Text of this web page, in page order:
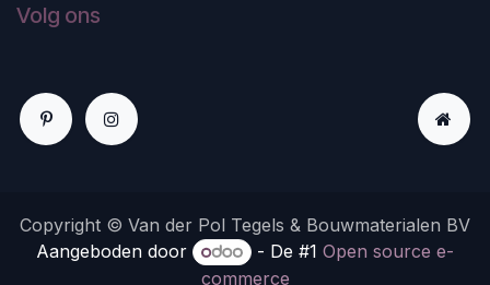
Volg ons
Copyright © Van der Pol Tegels & Bouwmaterialen BV
Aangeboden door
- De #1Open source e-
commerce